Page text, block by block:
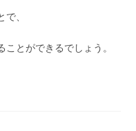
、
とができるでしょう。